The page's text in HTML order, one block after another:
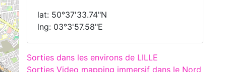
lat: 50°37'33.74"N
lng: 03°3'57.58"E
Sorties dans les environs de LILLE
Sorties Video mapping immersif dans le Nord